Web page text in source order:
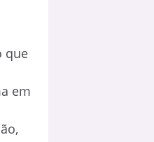
que
em